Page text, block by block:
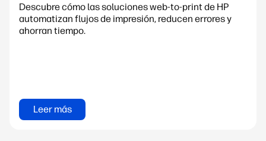
Descubre cómo las soluciones web-to-print de HP
automatizan flujos de impresión, reducen errores y
ahorran tiempo.
Leer más